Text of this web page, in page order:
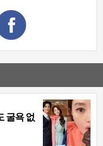
굴욕 없